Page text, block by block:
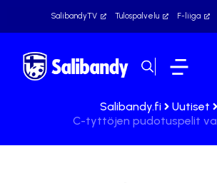
SalibandyTV Tulospalvelu F-liiga
Salibandy.fi
Uutiset
C-tyttöjen pudotuspelit